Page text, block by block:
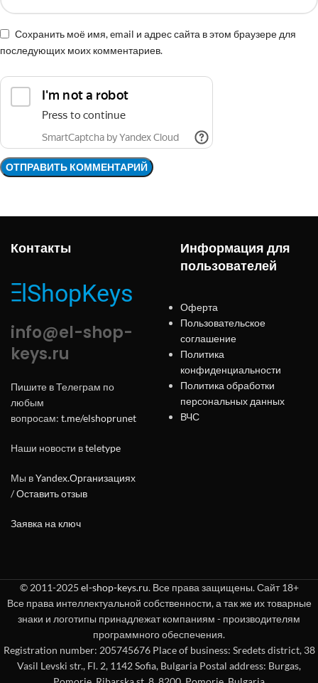
Сохранить моё имя, email и адрес сайта в этом браузере для
последующих моих комментариев.
Контакты
info@el-shop-
keys.ru
Пишите в Телеграм по
любым
вопросам: t.me/elshoprunet
Наши новости вteletype
Мы вYandex.Организациях
/Оставить отзыв
Заявка на ключ
Информация для
пользователей
Оферта
Пользовательское
соглашение
Политика
конфиденциальности
Политика обработки
персональных данных
ВЧС
© 2011-2025 el-shop-keys.ru. Все права защищены. Сайт 18+
Все права интеллектуальной собственности, а так же их товарные
знаки и логотипы принадлежат компаниям - производителям
программного обеспечения.
Registration number: 205745676 Place of business: Sredets district, 38
Vasil Levski str., Fl. 2, 1142 Sofia, Bulgaria Postal address: Burgas,